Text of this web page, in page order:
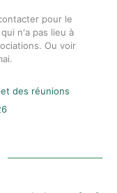
pour le
n'a pas lieu à
Ou voir
des réunions